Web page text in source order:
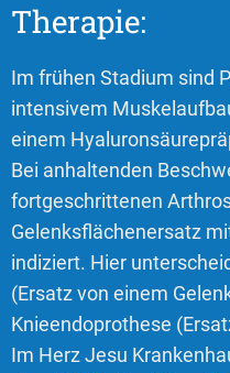
Therapie:
Im frühen Stadium sind
intensivem
einem
Bei anhaltenden
fortgeschrittenen
Gelenksflächenersatz
indiziert. Hier
(Ersatz von einem
Knieendoprothese
Im Herz Jesu